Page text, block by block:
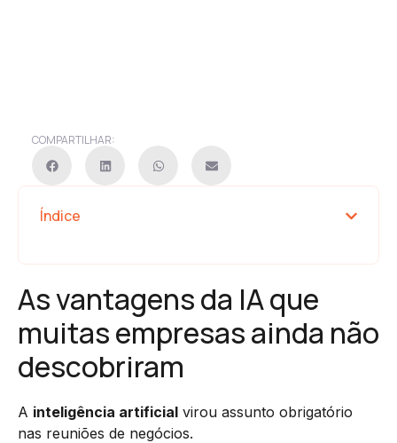
COMPARTILHAR:
Índice
As vantagens da IA que
muitas empresas ainda não
descobriram
A inteligência artificial virou assunto obrigatório
nas reuniões de negócios.